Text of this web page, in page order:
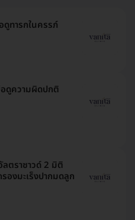
ทารกในครรภ์
ดูความผิดปกติ
ลตราซาวด์ 2 มิติ
องมะเร็งปากมดลูก